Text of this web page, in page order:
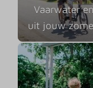
Vaarwater
uit jouw